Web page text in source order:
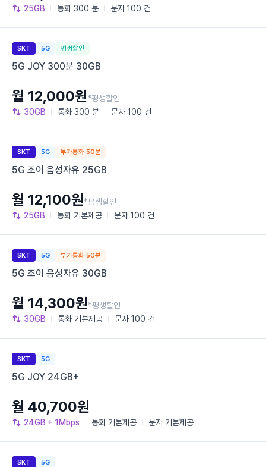
25GB 통화 300 분 문자 100 건
SKT 5G 평생할인
5G JOY 300분 30GB
30GB 통화 300 분 문자 100 건
월 12,000원*평생할인
SKT 5G 부가통화 50분
5G 조이 음성자유 25GB
25GB 통화 기본제공 문자 100 건
월 12,100원*평생할인
SKT 5G 부가통화 50분
5G 조이 음성자유 30GB
30GB 통화 기본제공 문자 100 건
월 14,300원*평생할인
SKT 5G
5G JOY 24GB+
24GB + 1Mbps 통화 기본제공 문자 기본제공
월 40,700원
SKT 5G